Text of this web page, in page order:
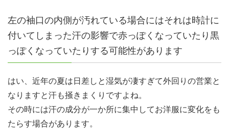
左の袖口の内側が汚れている場合にはそれは時計に
付いてしまった汗の影響で赤っぽくなっていたり黒
っぽくなっていたりする可能性があります
はい、近年の夏は日差しと湿気が凄すぎて外回りの営業と
なりますと汗も掻きまくりですよね。
その時には汗の成分が一か所に集中してお洋服に変化をも
たらす場合があります。